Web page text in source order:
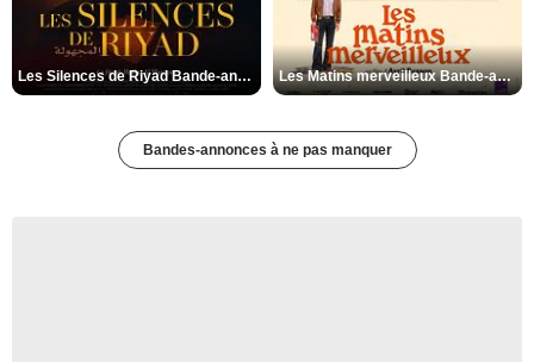
Les Silences de Riyad Bande-annonce VO STFR Les Matins merveilleux Bande-annonce VF
Bandes-annonces à ne pas manquer